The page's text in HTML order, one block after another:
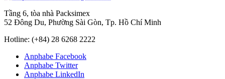
Tầng 6, tòa nhà Packsimex
52 Đông Du, Phường Sài Gòn, Tp. Hồ Chí Minh
Hotline: (+84) 28 6268 2222
Anphabe Facebook
Anphabe Twitter
Anphabe LinkedIn